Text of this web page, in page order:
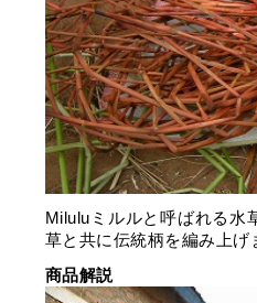
Miluluミルルと呼ばれる水
草と共に伝統柄を編み上げ
商品解説